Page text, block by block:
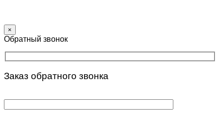
×
Обратный звонок
Заказ обратного звонка